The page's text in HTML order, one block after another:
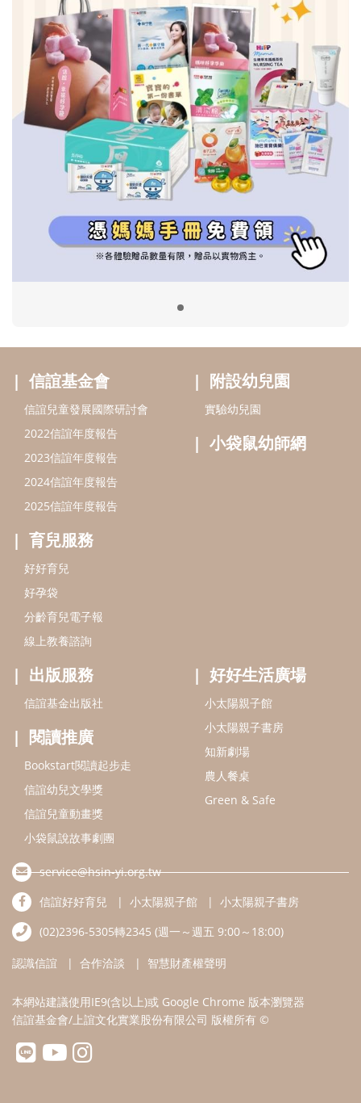
信誼基金會
2022信誼年度報告
2023信誼年度報告
2024信誼年度報告
好孕袋
分齡育兒電子報
線上教養諮詢
附設幼兒園
小袋鼠幼師網
出版服務
信誼基金出版社
閱讀推廣
Bookstart閱讀起步走
信誼幼兒文學獎
信誼兒童動畫獎
小袋鼠說故事劇團
service@hsin-yi.org.tw
信誼好好育兒
小太陽親子書房
(02)2396-5305轉2345 (週一～週五 9:00～18:00)
認識信誼 合作洽談 智慧財產權聲明
本網站建議使用IE9(含以上)或 Google Chrome 版本瀏覽器
信誼基金會/上誼文化實業股份有限公司 版權所有 ©